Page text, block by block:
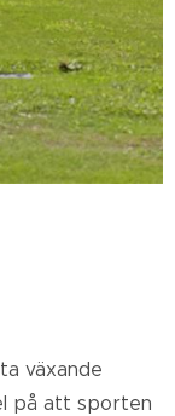
växande
på att sporten